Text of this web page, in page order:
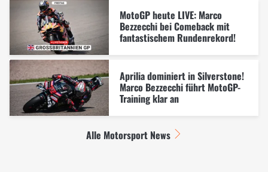
MotoGP heute LIVE: Marco
Bezzecchi bei Comeback mit
fantastischem Rundenrekord!
Aprilia dominiert in Silverstone!
Marco Bezzecchi führt MotoGP-
Training klar an
Alle Motorsport News